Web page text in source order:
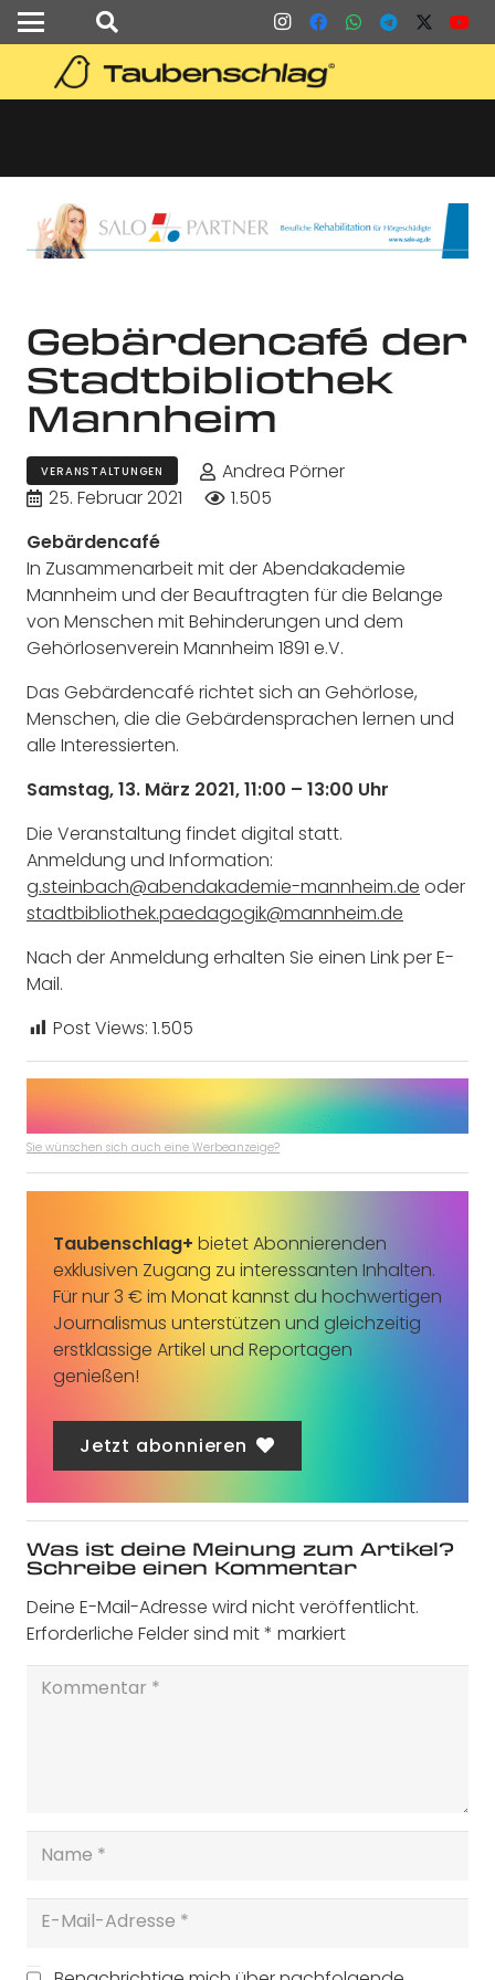
Gebärdencafé der
Stadtbibliothek
Mannheim
VERANSTALTUNGEN
Andrea Pörner
25. Februar 2021
1.505
Gebärdencafé
In Zusammenarbeit mit der Abendakademie
Mannheim und der Beauftragten für die Belange
von Menschen mit Behinderungen und dem
Gehörlosenverein Mannheim 1891 e.V.
Das Gebärdencafé richtet sich an Gehörlose,
Menschen, die die Gebärdensprachen lernen und
alle Interessierten.
Samstag, 13. März 2021, 11:00 – 13:00 Uhr
Die Veranstaltung findet digital statt.
Anmeldung und Information:
g.steinbach@abendakademie-mannheim.de oder
stadtbibliothek.paedagogik@mannheim.de
Nach der Anmeldung erhalten Sie einen Link per E-
Mail.
Post Views: 1.505
Sie wünschen sich auch eine Werbeanzeige?
Taubenschlag+ bietet Abonnierenden
exklusiven Zugang zu interessanten Inhalten.
Für nur 3 € im Monat kannst du hochwertigen
Journalismus unterstützen und gleichzeitig
erstklassige Artikel und Reportagen
genießen!
Jetzt abonnieren
Was ist deine Meinung zum Artikel?
Schreibe einen Kommentar
Deine E-Mail-Adresse wird nicht veröffentlicht.
Erforderliche Felder sind mit* markiert